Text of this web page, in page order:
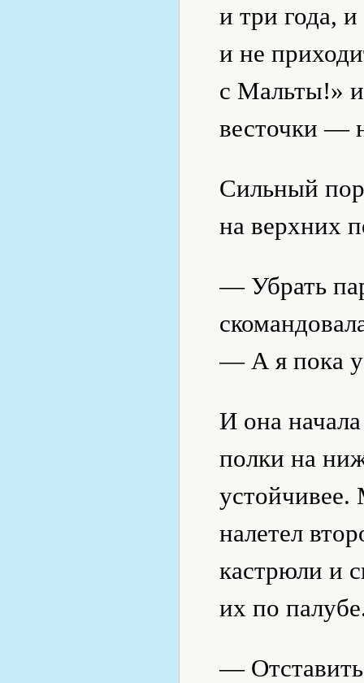
и три года,
и не
с Мальты!»
весточки —
Сильный
на верхних
— Убрать
— А я пока
И она
полки на
устойчивее.
налетел
кастрюли и
их по
—